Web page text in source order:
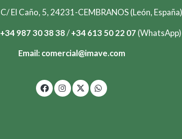
C/ El Caño, 5, 24231-CEMBRANOS (León, España)
+34 987 30 38 38/+34613 50 22 07 (WhatsApp)
Email: comercial@imave.com